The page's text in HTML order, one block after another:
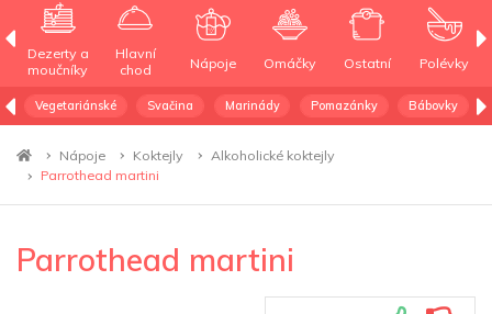
Dezerty a
moučníky
Hlavní
chod
Nápoje Omáčky Ostatní Polévky
Vegetariánské Svačina Marinády Pomazánky Bábovky
Nápoje Koktejly
Alkoholické koktejly
Parrothead martini
Parrothead martini